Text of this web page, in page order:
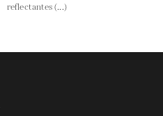
reflectantes (...)